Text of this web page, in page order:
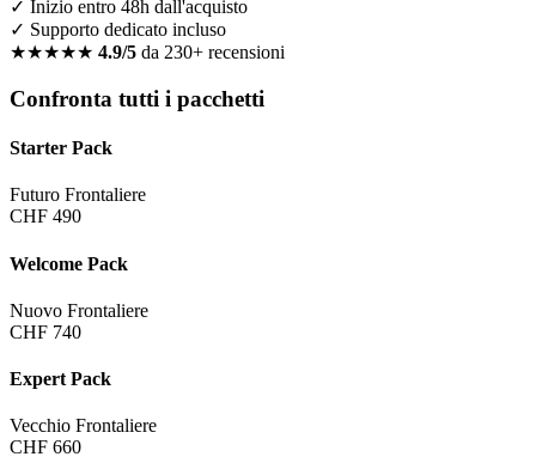
✓ Inizio entro 48h dall'acquisto
✓ Supporto dedicato incluso
★★★★★ 4.9/5 da 230+ recensioni
Confronta tutti i pacchetti
Starter Pack
Futuro Frontaliere
CHF 490
Welcome Pack
Nuovo Frontaliere
CHF 740
Expert Pack
Vecchio Frontaliere
CHF 660